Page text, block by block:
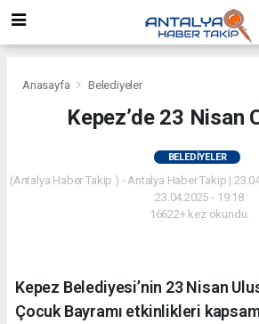
Anasayfa Belediyeler
Kepez’de 23 Nisan
BELEDIYELER
(Antalya Haber Takip ) - Antalya Haber Takip |
23.04.2025 - 19:18
16622+ kez okundu.
Kepez Belediyesi’nin 23 Nisan
Çocuk Bayramı etkinlikleri